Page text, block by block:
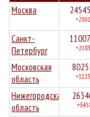
Москва
Санкт-
Петербург
Московская
область
Нижегородская
область